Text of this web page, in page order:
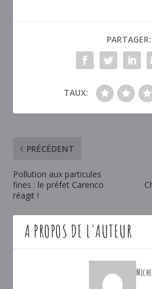
PARTAGER:
TAUX:
PRÉCÉDENT
Pollution aux particules
fines : le préfet Carenco
réagit !
A PROPOS DE L'AUTEUR